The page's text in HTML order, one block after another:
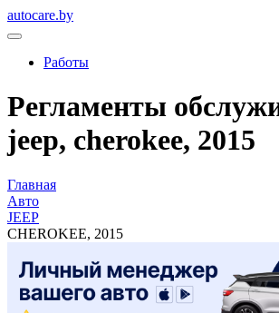
autocare.by
Работы
Регламенты
jeep, cherokee, 2015
Главная
Авто
JEEP
CHEROKEE, 2015